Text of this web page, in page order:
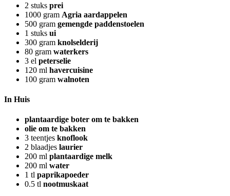
2 stuks prei
1000 gram Agria aardappelen
500 gram gemengde paddenstoelen
1 stuks ui
300 gram knolselderij
80 gram waterkers
3 el peterselie
120 ml havercuisine
100 gram walnoten
In Huis
plantaardige boter om te bakken
olie om te bakken
3 teentjes knoflook
2 blaadjes laurier
200 ml plantaardige melk
200 ml water
1 tl paprikapoeder
0.5 tl nootmuskaat